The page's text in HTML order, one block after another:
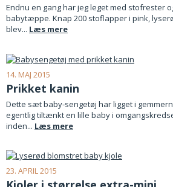
Endnu en gang har jeg leget med stofrester
babytæppe. Knap 200 stoflapper i pink,
blev... Læs mere
14. MAJ 2015
Prikket kanin
Dette sæt baby-sengetøj har ligget i
egentlig tiltænkt en lille baby i
inden... Læs mere
23. APRIL 2015